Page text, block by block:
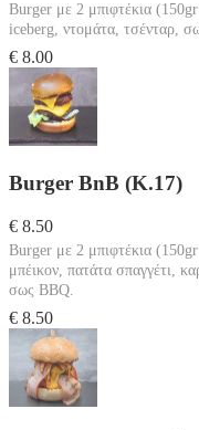
Burger με 2 μπιφτέκια
iceberg, ντομάτα, τσένταρ,
€ 8.00
Burger BnB (Κ.17)
€ 8.50
Burger με 2 μπιφτέκια
μπέικον, πατάτα σπαγγέτι,
σως BBQ.
€ 8.50